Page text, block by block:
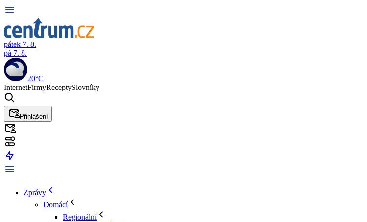
pátek 7. 8.
pá 7. 8.
20°C
InternetFirmyReceptySlovníky
Přihlášení
Zprávy
Domácí
Regionální